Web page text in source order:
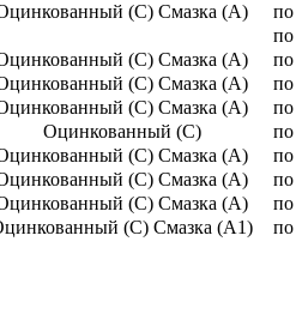
(С) Смазка (А)
по
по
(С) Смазка (А)
по
(С) Смазка (А)
по
(С) Смазка (А)
по
Оцинкованный (С)
по
(С) Смазка (А)
по
(С) Смазка (А)
по
(С) Смазка (А)
по
(С) Смазка (А1) по